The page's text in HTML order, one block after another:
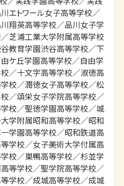
エトワール女子高等学校／
翔英高等学校／品川女子学
芝浦工業大学附属高等学校
教育学園渋谷高等学校／下
ケ丘学園高等学校／自由学
／十文字高等学校／淑徳高
校／潤徳女子高等学校／松
／頌栄女子学院高等学校／
校／聖徳学園高等学校／城
学附属昭和高等学校／昭和
学園高等学校／昭和鉄道高
学校／女子美術大学付属高
校／巣鴨高等学校／杉並学
等学校／聖学院高等学校／
学校／成城高等学校／成城